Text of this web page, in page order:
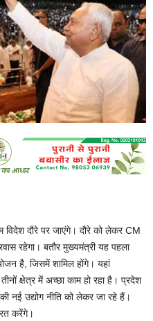
विदेश दौरे पर जाएंगे। दौरे को लेकर CM
रहेगा। बतौर मुख्यमंत्री यह पहला
है, जिसमें शामिल होंगे। यहां
क्षेत्र में अच्छा काम हो रहा है। प्रदेश
नई उद्योग नीति को लेकर जा रहे हैं।
करेंगे।